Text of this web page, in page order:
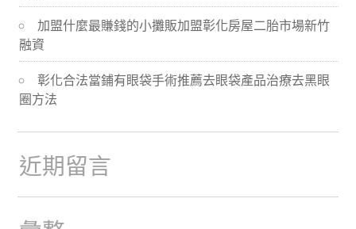
加盟什麼最賺錢的小攤販加盟彰化房屋二胎市場新竹
融資
彰化合法當鋪有眼袋手術推薦去眼袋產品治療去黑眼
圈方法
近期留言